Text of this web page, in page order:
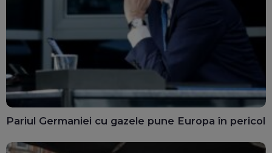
Pariul Germaniei cu gazele pune Europa în pericol